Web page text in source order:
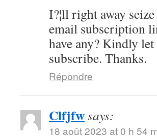
I?¦ll right away
email subscription
have any? Kindly
subscribe. Thanks.
Répondre
Clfjfwsays:
18 août 2023 at 0 h 54